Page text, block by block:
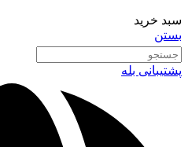
سبد خرید
بستن
پشتیبانی بله